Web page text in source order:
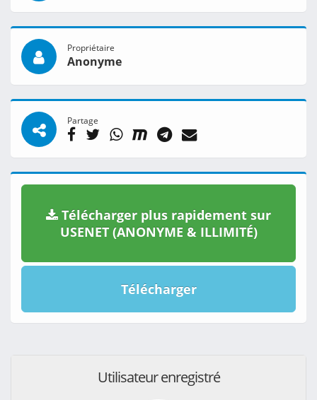
Propriétaire
Anonyme
Partage
Télécharger plus rapidement sur
USENET (ANONYME & ILLIMITÉ)
Télécharger
Utilisateur enregistré